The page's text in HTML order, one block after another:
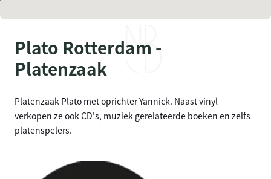
Plato Rotterdam -
Platenzaak
Platenzaak Plato met oprichter Yannick. Naast vinyl
verkopen ze ook CD's, muziek gerelateerde boeken en zelfs
platenspelers.